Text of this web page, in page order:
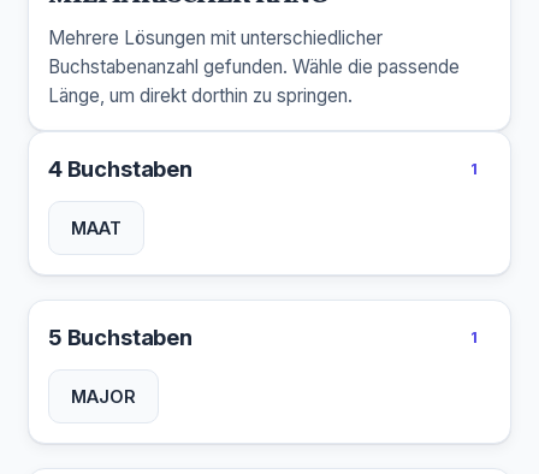
Mehrere Lösungen mit unterschiedlicher
Buchstabenanzahl gefunden. Wähle die passende
Länge, um direkt dorthin zu springen.
4 Buchstaben 1
MAAT
5 Buchstaben 1
MAJOR